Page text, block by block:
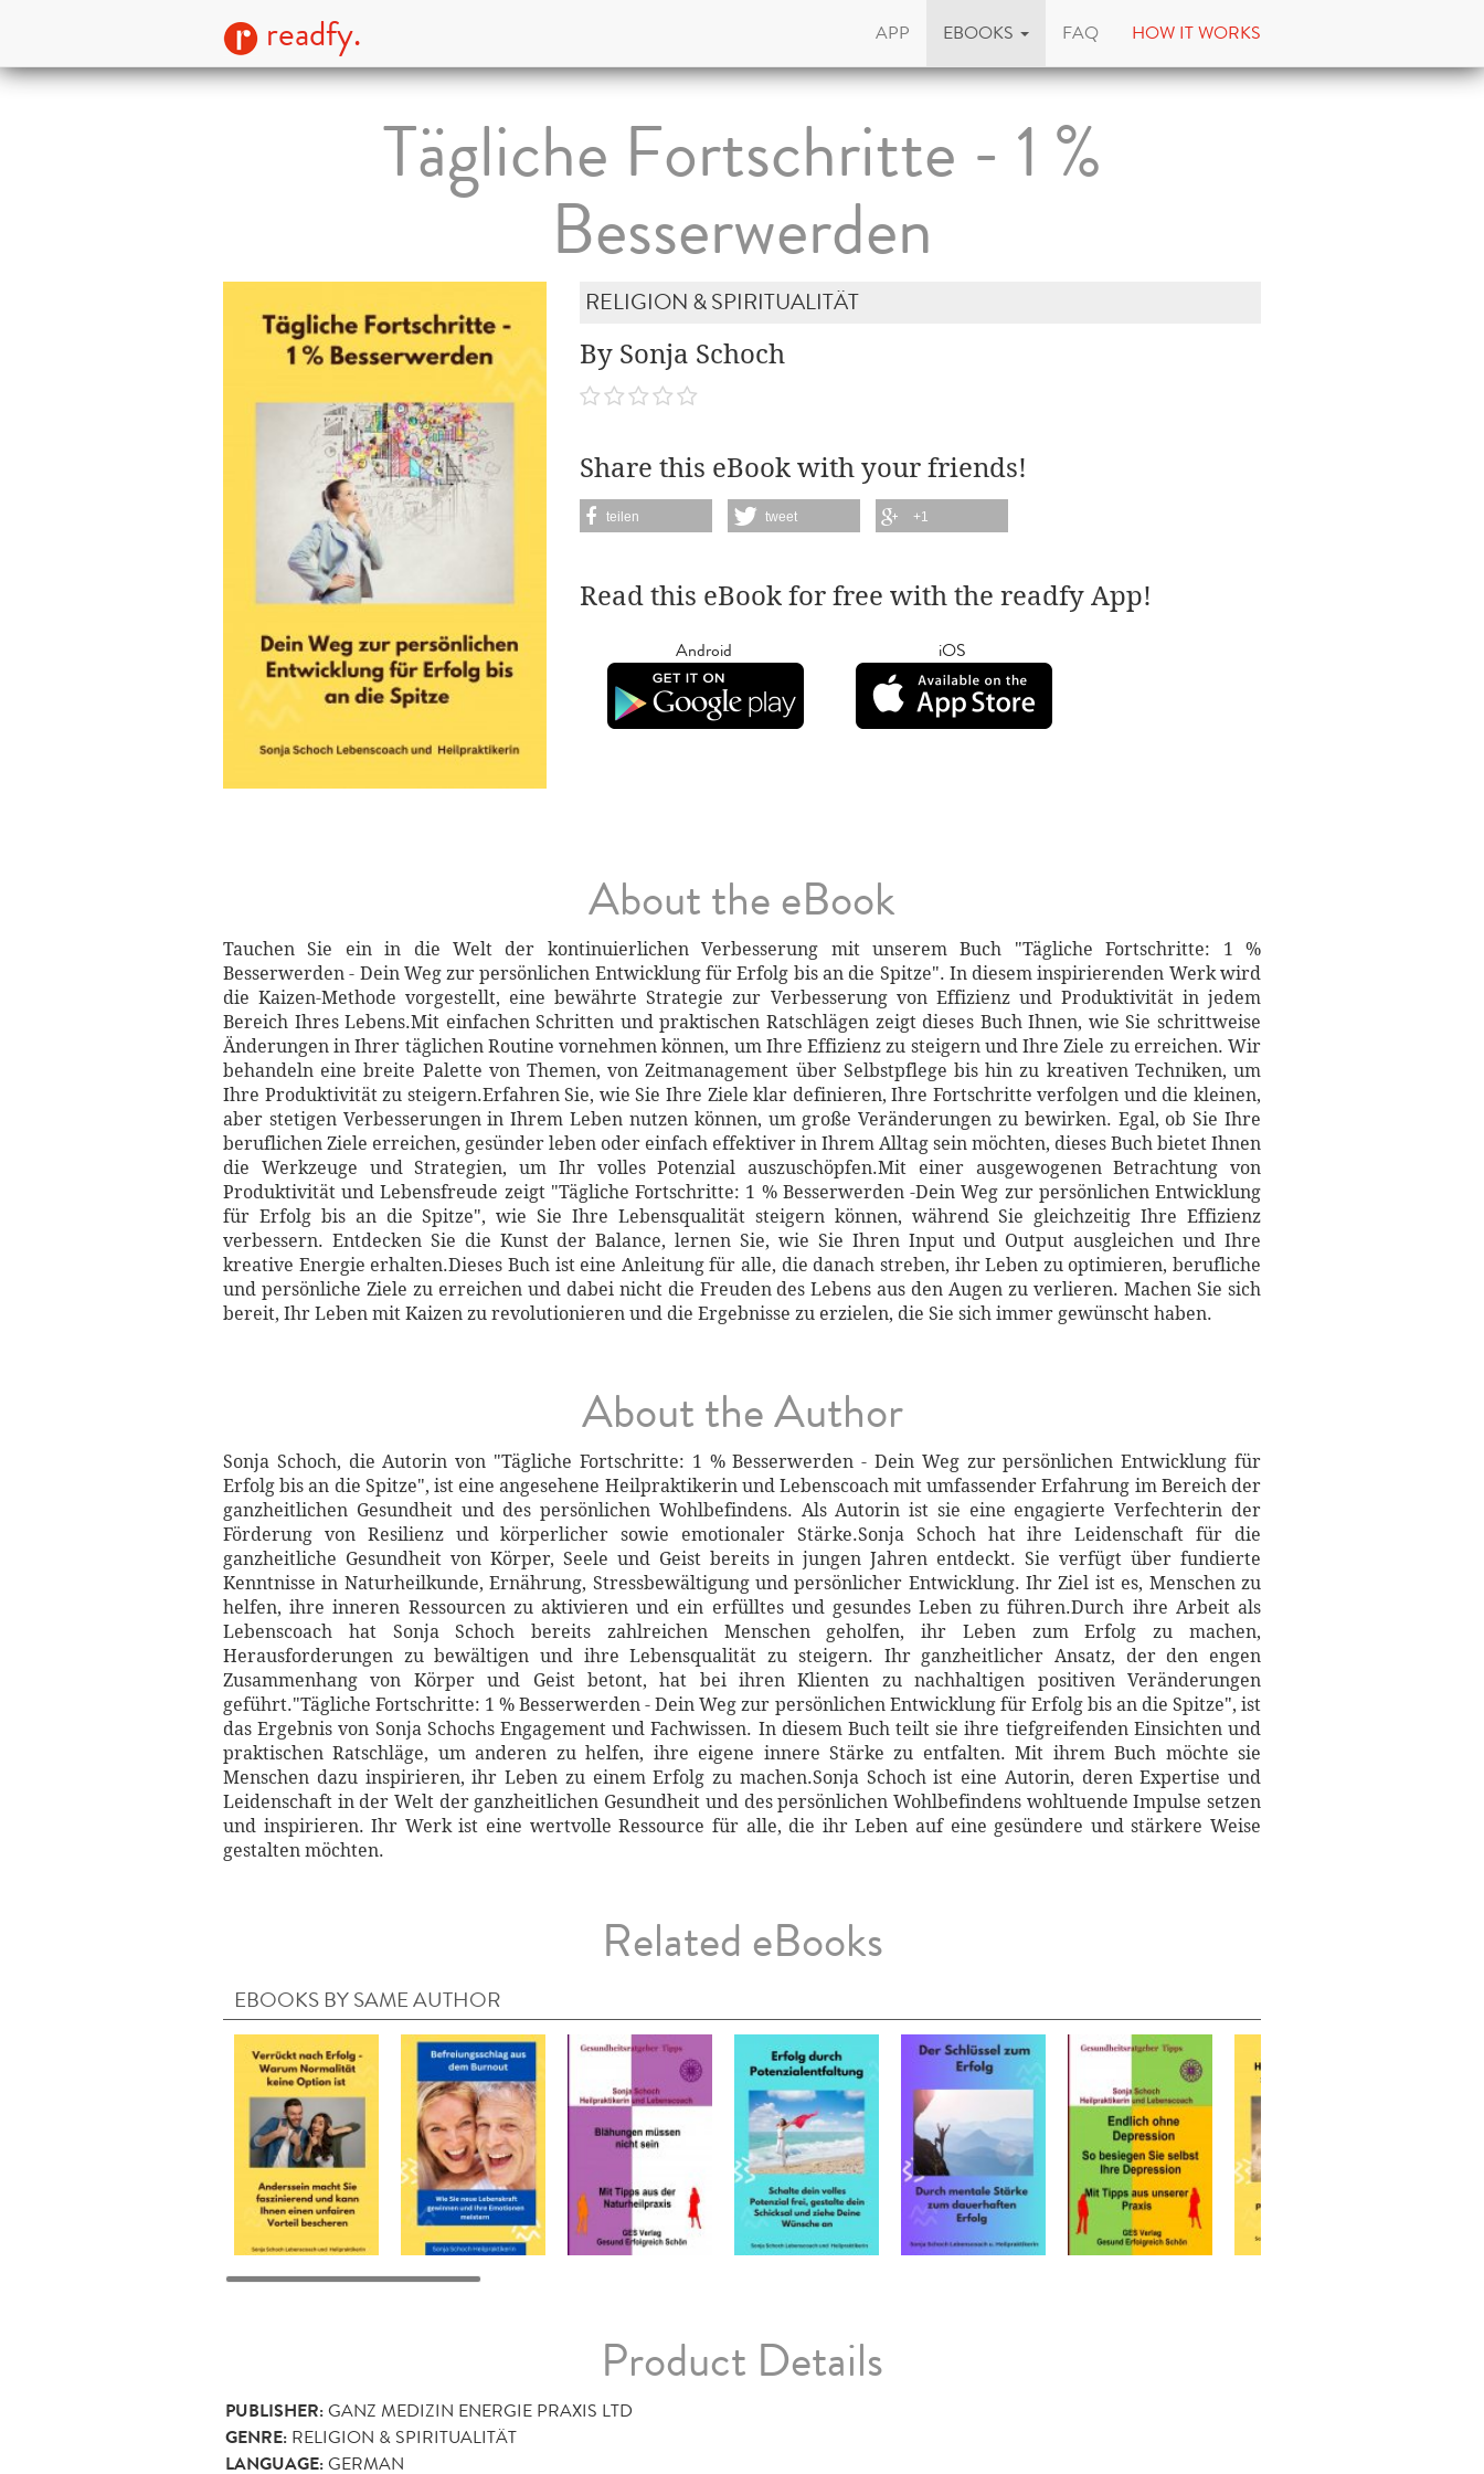
readfy. APP EBOOKS FAQ HOW IT WORKS
Tägliche Fortschritte - 1 %
Besserwerden
RELIGION & SPIRITUALITÄT
By Sonja Schoch
Share this eBook with your friends!
teilen tweet +1
Read this eBook for free with the readfy App!
Android iOS
About the eBook
Tauchen Sie ein in die Welt der kontinuierlichen Verbesserung mit unserem Buch "Tägliche Fortschritte: 1 %
Besserwerden - Dein Weg zur persönlichen Entwicklung für Erfolg bis an die Spitze". In diesem inspirierenden Werk wird
die Kaizen-Methode vorgestellt, eine bewährte Strategie zur Verbesserung von Effizienz und Produktivität in jedem
Bereich Ihres Lebens.Mit einfachen Schritten und praktischen Ratschlägen zeigt dieses Buch Ihnen, wie Sie schrittweise
Änderungen in Ihrer täglichen Routine vornehmen können, um Ihre Effizienz zu steigern und Ihre Ziele zu erreichen. Wir
behandeln eine breite Palette von Themen, von Zeitmanagement über Selbstpflege bis hin zu kreativen Techniken, um
Ihre Produktivität zu steigern.Erfahren Sie, wie Sie Ihre Ziele klar definieren, Ihre Fortschritte verfolgen und die kleinen,
aber stetigen Verbesserungen in Ihrem Leben nutzen können, um große Veränderungen zu bewirken. Egal, ob Sie Ihre
beruflichen Ziele erreichen, gesünder leben oder einfach effektiver in Ihrem Alltag sein möchten, dieses Buch bietet Ihnen
die Werkzeuge und Strategien, um Ihr volles Potenzial auszuschöpfen.Mit einer ausgewogenen Betrachtung von
Produktivität und Lebensfreude zeigt "Tägliche Fortschritte: 1 % Besserwerden -Dein Weg zur persönlichen Entwicklung
für Erfolg bis an die Spitze", wie Sie Ihre Lebensqualität steigern können, während Sie gleichzeitig Ihre Effizienz
verbessern. Entdecken Sie die Kunst der Balance, lernen Sie, wie Sie Ihren Input und Output ausgleichen und Ihre
kreative Energie erhalten.Dieses Buch ist eine Anleitung für alle, die danach streben, ihr Leben zu optimieren, berufliche
und persönliche Ziele zu erreichen und dabei nicht die Freuden des Lebens aus den Augen zu verlieren. Machen Sie sich
bereit, Ihr Leben mit Kaizen zu revolutionieren und die Ergebnisse zu erzielen, die Sie sich immer gewünscht haben.
About the Author
Sonja Schoch, die Autorin von "Tägliche Fortschritte: 1 % Besserwerden - Dein Weg zur persönlichen Entwicklung für
Erfolg bis an die Spitze", ist eine angesehene Heilpraktikerin und Lebenscoach mit umfassender Erfahrung im Bereich der
ganzheitlichen Gesundheit und des persönlichen Wohlbefindens. Als Autorin ist sie eine engagierte Verfechterin der
Förderung von Resilienz und körperlicher sowie emotionaler Stärke.Sonja Schoch hat ihre Leidenschaft für die
ganzheitliche Gesundheit von Körper, Seele und Geist bereits in jungen Jahren entdeckt. Sie verfügt über fundierte
Kenntnisse in Naturheilkunde, Ernährung, Stressbewältigung und persönlicher Entwicklung. Ihr Ziel ist es, Menschen zu
helfen, ihre inneren Ressourcen zu aktivieren und ein erfülltes und gesundes Leben zu führen.Durch ihre Arbeit als
Lebenscoach hat Sonja Schoch bereits zahlreichen Menschen geholfen, ihr Leben zum Erfolg zu machen,
Herausforderungen zu bewältigen und ihre Lebensqualität zu steigern. Ihr ganzheitlicher Ansatz, der den engen
Zusammenhang von Körper und Geist betont, hat bei ihren Klienten zu nachhaltigen positiven Veränderungen
geführt."Tägliche Fortschritte: 1 % Besserwerden - Dein Weg zur persönlichen Entwicklung für Erfolg bis an die Spitze", ist
das Ergebnis von Sonja Schochs Engagement und Fachwissen. In diesem Buch teilt sie ihre tiefgreifenden Einsichten und
praktischen Ratschläge, um anderen zu helfen, ihre eigene innere Stärke zu entfalten. Mit ihrem Buch möchte sie
Menschen dazu inspirieren, ihr Leben zu einem Erfolg zu machen.Sonja Schoch ist eine Autorin, deren Expertise und
Leidenschaft in der Welt der ganzheitlichen Gesundheit und des persönlichen Wohlbefindens wohltuende Impulse setzen
und inspirieren. Ihr Werk ist eine wertvolle Ressource für alle, die ihr Leben auf eine gesündere und stärkere Weise
gestalten möchten.
Related eBooks
EBOOKS BY SAME AUTHOR
Product Details
PUBLISHER:GANZ MEDIZIN ENERGIE PRAXIS LTD
GENRE: RELIGION & SPIRITUALITÄT
LANGUAGE:GERMAN